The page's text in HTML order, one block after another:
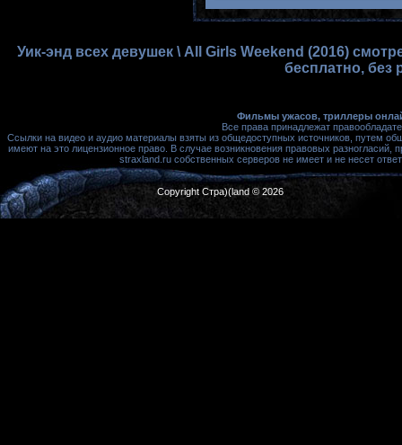
Уик-энд всех девушек \ All Girls Weekend (2016)
бесплатно, без
Фильмы ужасов, триллеры
Все права принадлежат
Ссылки на видео и аудио материалы взяты из общедоступных источников, путем
имеют на это лицензионное право. В случае возникновения правовых
straxland.ru собственных серверов не имеет и не несет
Copyright Стра)(land © 2026